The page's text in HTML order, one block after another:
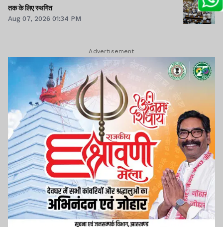
तक के लिए स्थगित
Aug 07, 2026 01:34 PM
Advertisement